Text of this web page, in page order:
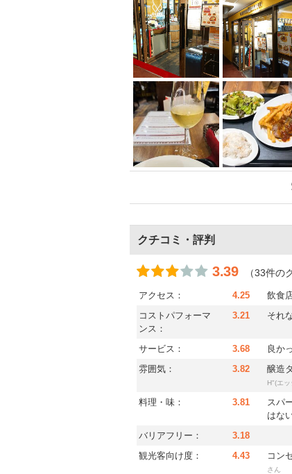
クチコミ・評判
3.39 （33件の
アクセス： 4.25 飲食
コストパフォーマ
ンス：
3.21 それ
サービス： 3.68 良か
雰囲気： 3.82 醸造
H"(エッ
料理・味： 3.81
スパ
はな
バリアフリー：
3.18
観光客向け度：
4.43 コン
さん